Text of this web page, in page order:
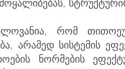
რომ
არამედ სისტემის
ნორმების